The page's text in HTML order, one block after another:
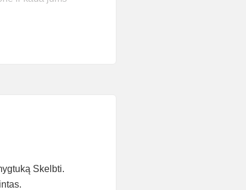
Skelbti.